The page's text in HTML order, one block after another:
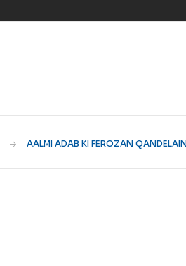
AALMI ADAB KI FEROZAN